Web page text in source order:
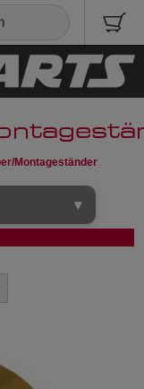
Montageständer